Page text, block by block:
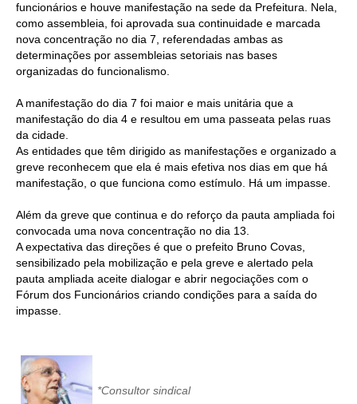
LEI 5.194/1966 – REGULAMENTAÇÃO DA PROFISSÃO
LEI 6.496/1977 – ART
RES 1.002/2002 – CÓDIGO DE ÉTICA
HOMOLOGAÇÕES
PISO SALARIAL
FIQUE POR DENTRO
EMPREGO E ESTÁGIO
NEWSLETTER
funcionários e houve manifestação na sede da Prefeitura. Nela,
como assembleia, foi aprovada sua continuidade e marcada
nova concentração no dia 7, referendadas ambas as
determinações por assembleias setoriais nas bases
organizadas do funcionalismo.
A manifestação do dia 7 foi maior e mais unitária que a
manifestação do dia 4 e resultou em uma passeata pelas ruas
da cidade.
As entidades que têm dirigido as manifestações e organizado a
greve reconhecem que ela é mais efetiva nos dias em que há
manifestação, o que funciona como estímulo. Há um impasse.
Além da greve que continua e do reforço da pauta ampliada foi
convocada uma nova concentração no dia 13.
A expectativa das direções é que o prefeito Bruno Covas,
sensibilizado pela mobilização e pela greve e alertado pela
pauta ampliada aceite dialogar e abrir negociações com o
Fórum dos Funcionários criando condições para a saída do
impasse.
*Consultor sindical